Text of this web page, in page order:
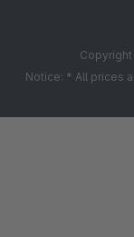
Notice: * All prices